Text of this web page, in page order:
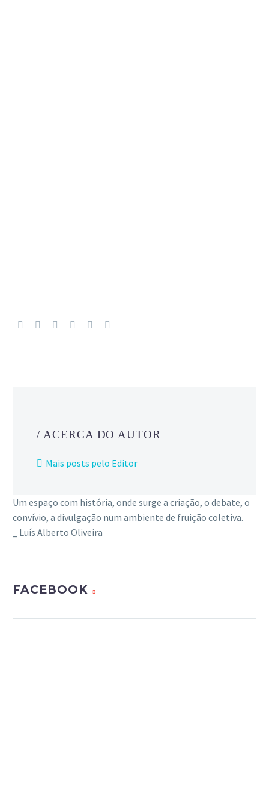
/ ACERCA DO AUTOR
Mais posts pelo Editor
Um espaço com história, onde surge a criação, o debate, o
convívio, a divulgação num ambiente de fruição coletiva.
_ Luís Alberto Oliveira
FACEBOOK